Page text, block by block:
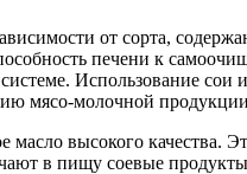
от сорта,
печени к
Использование сои
мясо-молочной
высокого качества.
в пищу соевые